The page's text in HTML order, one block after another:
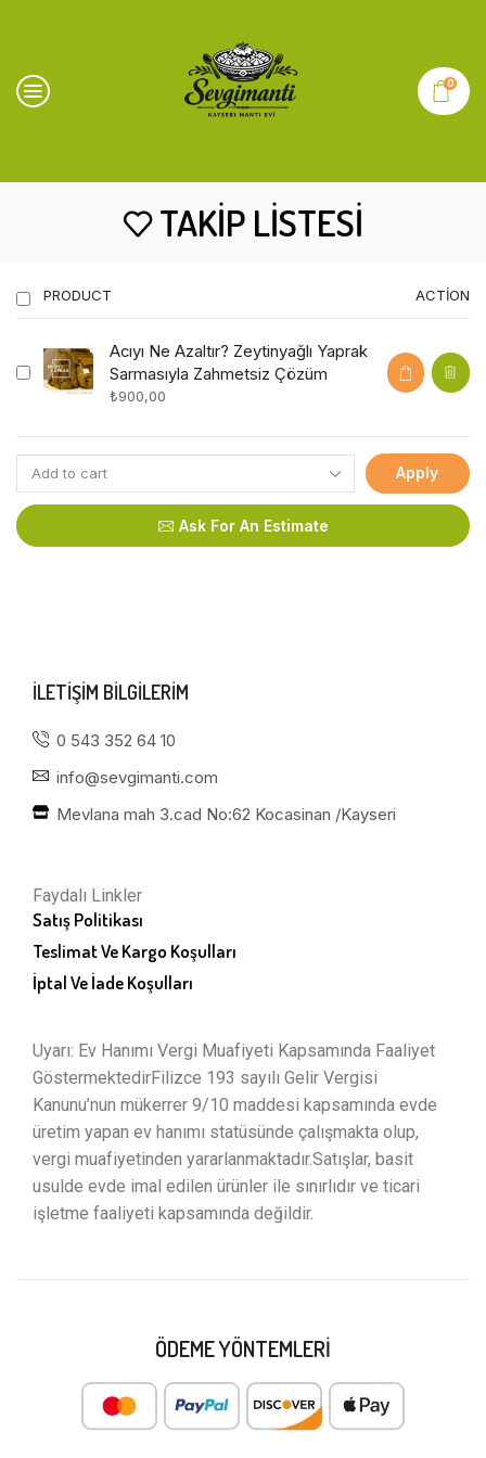
0
TAKIP LISTESI
PRODUCT ACTION
Acıyı Ne Azaltır? Zeytinyağlı Yaprak
Sarmasıyla Zahmetsiz Çözüm
₺900,00
Apply
Ask For An Estimate
ILETIŞIM BILGILERIM
0 543 352 64 10
info@sevgimanti.com
Mevlana mah 3.cad No:62 Kocasinan /Kayseri
Faydalı Linkler
Satış Politikası
Teslimat Ve Kargo Koşulları
İptal Ve İade Koşulları
Uyarı: Ev Hanımı Vergi Muafiyeti Kapsamında Faaliyet
GöstermektedirFilizce 193 sayılı Gelir Vergisi
Kanunu’nun mükerrer 9/10 maddesi kapsamında evde
üretim yapan ev hanımı statüsünde çalışmakta olup,
vergi muafiyetinden yararlanmaktadır.Satışlar, basit
usulde evde imal edilen ürünler ile sınırlıdır ve ticari
işletme faaliyeti kapsamında değildir.
ÖDEME YÖNTEMLERI